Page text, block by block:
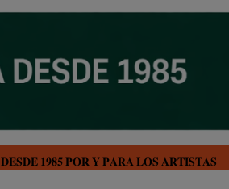
𝐃𝐄𝐒𝐃𝐄 𝟏𝟗𝟖𝟓 𝐏𝐎𝐑 𝐘 𝐏𝐀𝐑𝐀 𝐋𝐎𝐒 𝐀𝐑𝐓𝐈𝐒𝐓𝐀𝐒